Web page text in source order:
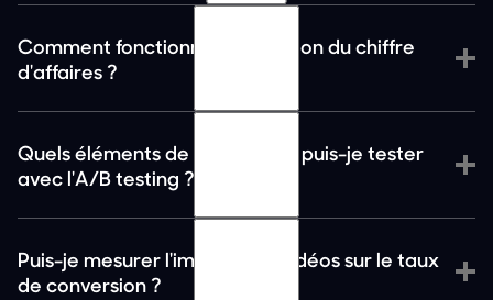
Comment fonctionne l'attribution du chiffre
d'affaires ?
Quels éléments de mes vidéos puis-je tester
avec l'A/B testing ?
Puis-je mesurer l'impact des vidéos sur le taux
de conversion ?